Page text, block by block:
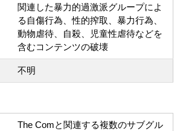
関連した暴力的過激派グループによ
る自傷行為、性的搾取、暴力行為、
動物虐待、自殺、児童性虐待などを
含むコンテンツの破壊
不明
The Comと関連する複数のサブグル